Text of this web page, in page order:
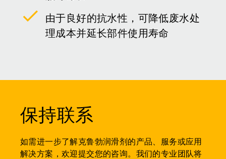
由于良好的抗水性，可降低废水处
理成本并延长部件使用寿命
保持联系
如需进一步了解克鲁勃润滑剂的产品、服务或应用
解决方案，欢迎提交您的咨询。我们的专业团队将